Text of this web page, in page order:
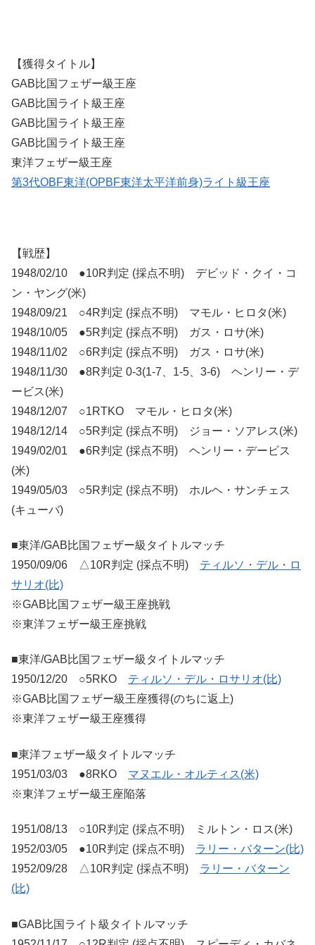
【獲得タイトル】
GAB比国フェザー級王座
GAB比国ライト級王座
GAB比国ライト級王座
GAB比国ライト級王座
東洋フェザー級王座
第3代OBF東洋(OPBF東洋太平洋前身)ライト級王座
【戦歴】
1948/02/10 ●10R判定 (採点不明) デビッド・クイ・コ
ン・ヤング(米)
1948/09/21 ○4R判定 (採点不明) マモル・ヒロタ(米)
1948/10/05 ●5R判定 (採点不明) ガス・ロサ(米)
1948/11/02 ○6R判定 (採点不明) ガス・ロサ(米)
1948/11/30 ●8R判定 0-3(1-7、1-5、3-6) ヘンリー・デ
ービス(米)
1948/12/07 ○1RTKO マモル・ヒロタ(米)
1948/12/14 ○5R判定 (採点不明) ジョー・ソアレス(米)
1949/02/01 ●6R判定 (採点不明) ヘンリー・デービス
(米)
1949/05/03 ○5R判定 (採点不明) ホルヘ・サンチェス
(キューバ)
■東洋/GAB比国フェザー級タイトルマッチ
1950/09/06 △10R判定 (採点不明) ティルソ・デル・ロ
サリオ(比)
※GAB比国フェザー級王座挑戦
※東洋フェザー級王座挑戦
■東洋/GAB比国フェザー級タイトルマッチ
1950/12/20 ○5RKO ティルソ・デル・ロサリオ(比)
※GAB比国フェザー級王座獲得(のちに返上)
※東洋フェザー級王座獲得
■東洋フェザー級タイトルマッチ
1951/03/03 ●8RKO マヌエル・オルティス(米)
※東洋フェザー級王座陥落
1951/08/13 ○10R判定 (採点不明) ミルトン・ロス(米)
1952/03/05 ●10R判定 (採点不明) ラリー・バターン(比)
1952/09/28 △10R判定 (採点不明) ラリー・バターン
(比)
■GAB比国ライト級タイトルマッチ